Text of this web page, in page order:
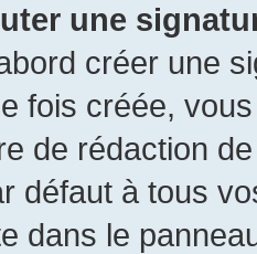
une
créer une
fois créée,
de rédaction
défaut à tous
dans le